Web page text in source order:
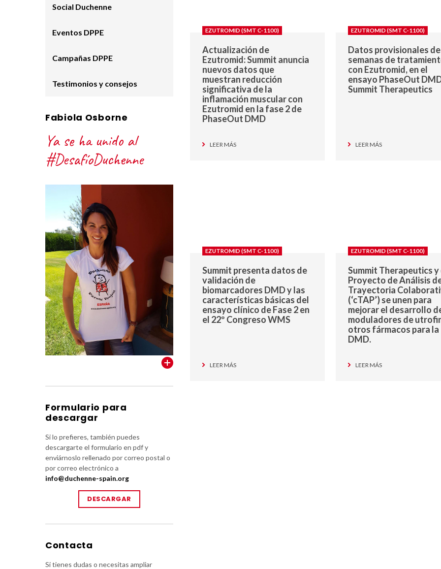
EZUTROMID (SMT C-1100)
Actualización de
Ezutromid: Summit anuncia
nuevos datos que
muestran reducción
significativa de la
inflamación muscular con
Ezutromid en la fase 2 de
PhaseOut DMD
LEER MÁS
EZUTROMID (SMT C-1100)
Datos provisionales
semanas de
con Ezutromid, en el
ensayo PhaseOut
Summit Therapeutics
LEER MÁS
EZUTROMID (SMT C-1100)
Summit presenta datos de
validación de
biomarcadores DMD y las
características básicas del
ensayo clínico de Fase 2 en
el 22º Congreso WMS
LEER MÁS
EZUTROMID (SMT C-1100)
Summit Therapeutics y
Proyecto de Análisis
Trayectoria
(‘cTAP’) se unen para
mejorar el desarrollo
moduladores de
otros fármacos para la
DMD.
LEER MÁS
Social Duchenne
Eventos DPPE
Campañas DPPE
Testimonios y consejos
Fabiola Osborne
Ya se ha unido al
#DesafíoDuchenne
Formulario para
descargar
Si lo prefieres, también puedes
descargarte el formulario en pdf y
enviárnoslo rellenado por correo postal o
por correo electrónico a
info@duchenne-spain.org
DESCARGAR
Contacta
Si tienes dudas o necesitas ampliar